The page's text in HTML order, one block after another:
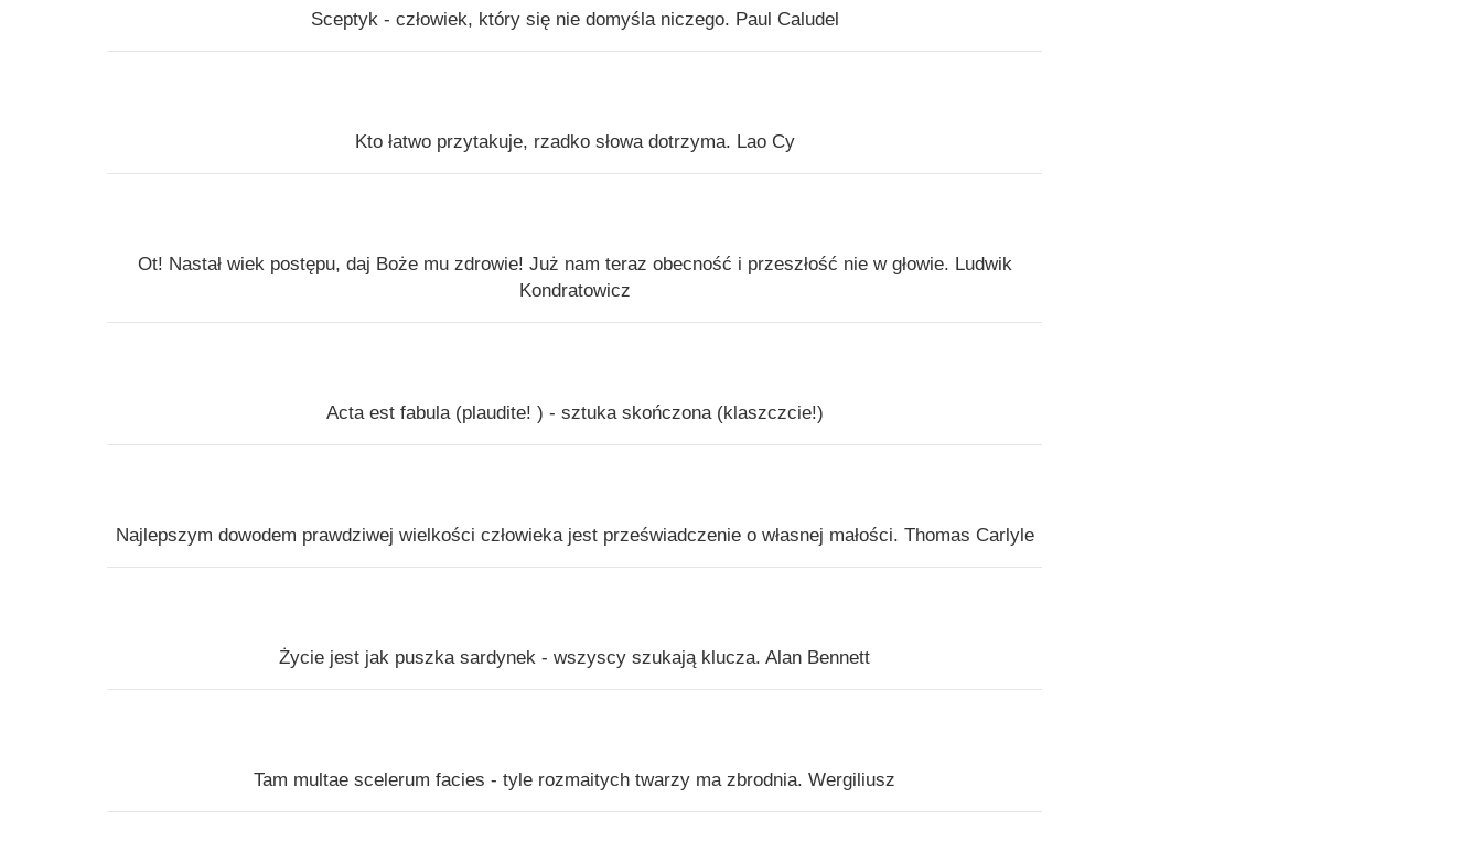
Sceptyk - człowiek, który się nie domyśla niczego. Paul Caludel
Kto łatwo przytakuje, rzadko słowa dotrzyma. Lao Cy
Ot! Nastał wiek postępu, daj Boże mu zdrowie! Już nam teraz obecność i przeszłość nie w głowie. Ludwik
Kondratowicz
Acta est fabula (plaudite! ) - sztuka skończona (klaszczcie!)
Najlepszym dowodem prawdziwej wielkości człowieka jest przeświadczenie o własnej małości. Thomas Carlyle
Życie jest jak puszka sardynek - wszyscy szukają klucza. Alan Bennett
Tam multae scelerum facies - tyle rozmaitych twarzy ma zbrodnia. Wergiliusz